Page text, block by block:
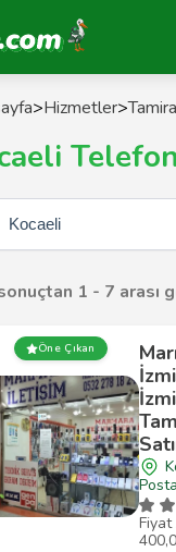
>Hizmetler>
1 - 7 arası
Öne Çıkan
Fiyat